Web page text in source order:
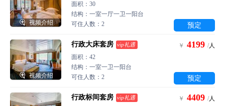
 视频介绍
面积：30
结构：一室一厅一卫一阳台
可住人数：2
预定
 视频介绍
行政大床套房 vip礼遇
面积：42
结构：一室一卫一阳台
可住人数：2
￥ 4199 /人
预定
行政标间套房 vip礼遇 ￥ 4409 /人